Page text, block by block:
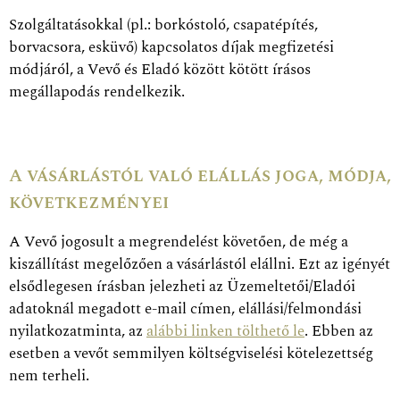
Szolgáltatásokkal (pl.: borkóstoló, csapatépítés,
borvacsora, esküvő) kapcsolatos díjak megfizetési
módjáról, a Vevő és Eladó között kötött írásos
megállapodás rendelkezik.
A vásárlástól való elállás joga, módja,
következményei
A Vevő jogosult a megrendelést követően, de még a
kiszállítást megelőzően a vásárlástól elállni. Ezt az igényét
elsődlegesen írásban jelezheti az Üzemeltetői/Eladói
adatoknál megadott e-mail címen, elállási/felmondási
nyilatkozatminta, azalábbi linken tölthető le. Ebben az
esetben a vevőt semmilyen költségviselési kötelezettség
nem terheli.